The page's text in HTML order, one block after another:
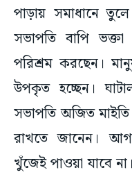
পাড়ায় সমাধানে
সভাপতি বাপি ভক্তা
পরিশ্রম করছেন।
উপকৃত হচ্ছেন।
সভাপতি অজিত মাইতি
রাখতে জানেন।
খুঁজেই পাওয়া যাবে